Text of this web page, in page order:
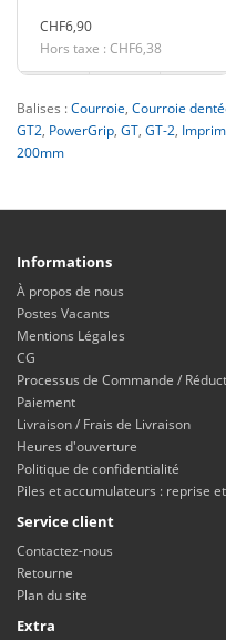
CHF6,90
Hors taxe : CHF6,38
Balises :Courroie, Courroie
GT2, PowerGrip, GT, GT-2,
200mm
Informations
À propos de nous
Postes Vacants
Mentions Légales
CG
Processus de Commande /
Paiement
Livraison / Frais de Livraison
Heures d'ouverture
Politique de confidentialité
Piles et accumulateurs : reprise
Service client
Contactez-nous
Retourne
Plan du site
Extra